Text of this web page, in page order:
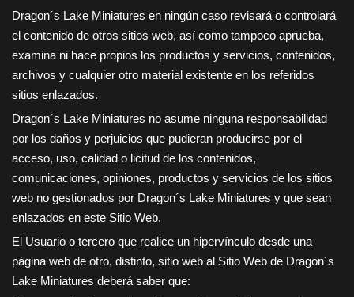
Dragon´s Lake Miniatures en ningún caso revisará o controlará
el contenido de otros sitios web, así como tampoco aprueba,
examina ni hace propios los productos y servicios, contenidos,
archivos y cualquier otro material existente en los referidos
sitios enlazados.
Dragon´s Lake Miniatures no asume ninguna responsabilidad
por los daños y perjuicios que pudieran producirse por el
acceso, uso, calidad o licitud de los contenidos,
comunicaciones, opiniones, productos y servicios de los sitios
web no gestionados por Dragon´s Lake Miniatures y que sean
enlazados en este Sitio Web.
El Usuario o tercero que realice un hipervínculo desde una
página web de otro, distinto, sitio web al Sitio Web de Dragon´s
Lake Miniatures deberá saber que: